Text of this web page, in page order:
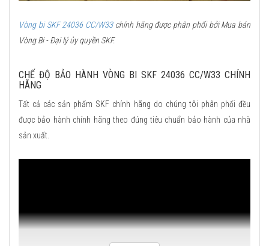
Vòng bi SKF 24036 CC/W33chính hãng được phân phối bởi Mua bán
Vòng Bi - Đại lý ủy quyền SKF.
CHẾ ĐỘ BẢO HÀNH VÒNG BI SKF 24036 CC/W33 CHÍNH
HÃNG
Tất cả các sản phẩm SKF chính hãng do chúng tôi phân phối đều
được bảo hành chính hãng theo đúng tiêu chuẩn bảo hành của nhà
sản xuất.